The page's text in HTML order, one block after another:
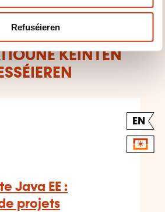
Refuséieren
KÉINTEN
EN
Java EE :
projets